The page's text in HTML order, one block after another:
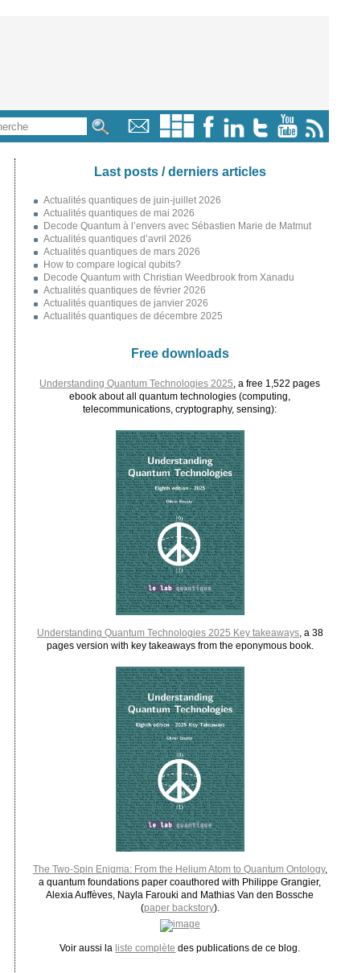
Last posts / derniers articles
Actualités quantiques de juin-juillet 2026
Actualités quantiques de mai 2026
Decode Quantum à l’envers avec Sébastien Marie de Matmut
Actualités quantiques d’avril 2026
Actualités quantiques de mars 2026
How to compare logical qubits?
Decode Quantum with Christian Weedbrook from Xanadu
Actualités quantiques de février 2026
Actualités quantiques de janvier 2026
Actualités quantiques de décembre 2025
Free downloads
Understanding Quantum Technologies 2025 , a free 1,522 pages
ebook about all quantum technologies (computing,
telecommunications, cryptography, sensing):
Understanding Quantum Technologies 2025 Key takeaways, a 38
pages version with key takeaways from the eponymous book.
The Two-Spin Enigma: From the Helium Atom to Quantum Ontology,
a quantum foundations paper coauthored with Philippe Grangier,
Alexia Auffèves, Nayla Farouki and Mathias Van den Bossche
(paper backstory).
Voir aussi la liste complète des publications de ce blog.